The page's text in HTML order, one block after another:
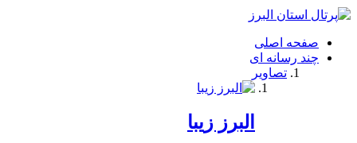
فصد
شرق
تهران
خشکشویی
صفحه اصلی
چند رسانه ای
تصاویر
البرز زیبا